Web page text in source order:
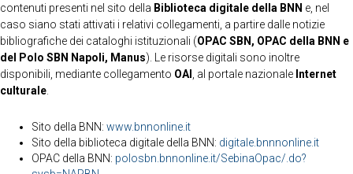
contenuti presenti nel sito della Biblioteca digitale della BNN e, nel
caso siano stati attivati i relativi collegamenti, a partire dalle notizie
bibliografiche dei cataloghi istituzionali (OPAC SBN, OPAC della BNN e
del Polo SBN Napoli, Manus). Le risorse digitali sono inoltre
disponibili, mediante collegamento OAI , al portale nazionale Internet
culturale
Sito della BNN: www.bnnonline.it
Sito della biblioteca digitale della BNN: digitale.bnnnonline.it
OPAC della BNN: polosbn.bnnonline.it/SebinaOpac/.do?